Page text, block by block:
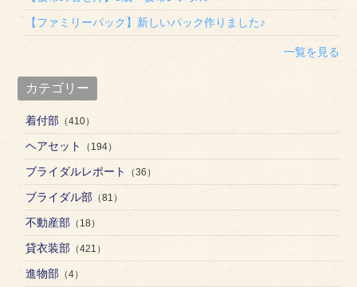
【ファミリーパック】新しいパック作りました♪
一覧を見る
カテゴリー
着付部 （410）
ヘアセット （194）
ブライダルレポート （36）
ブライダル部 （81）
不動産部 （18）
貸衣装部 （421）
進物部 （4）